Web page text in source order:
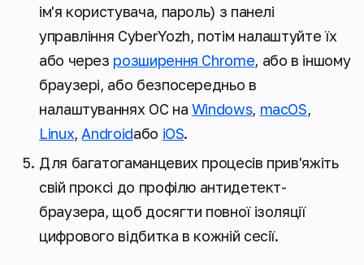
ім'я користувача, пароль) з панелі
управління CyberYozh, потім налаштуйте їх
або через розширення Chrome, або в іншому
браузері, або безпосередньо в
налаштуваннях ОС на Windows, macOS,
Linux,Androidабо iOS.
Для багатогаманцевих процесів прив'яжіть
свій проксі до профілю антидетект-
браузера, щоб досягти повної ізоляції
цифрового відбитка в кожній сесії.